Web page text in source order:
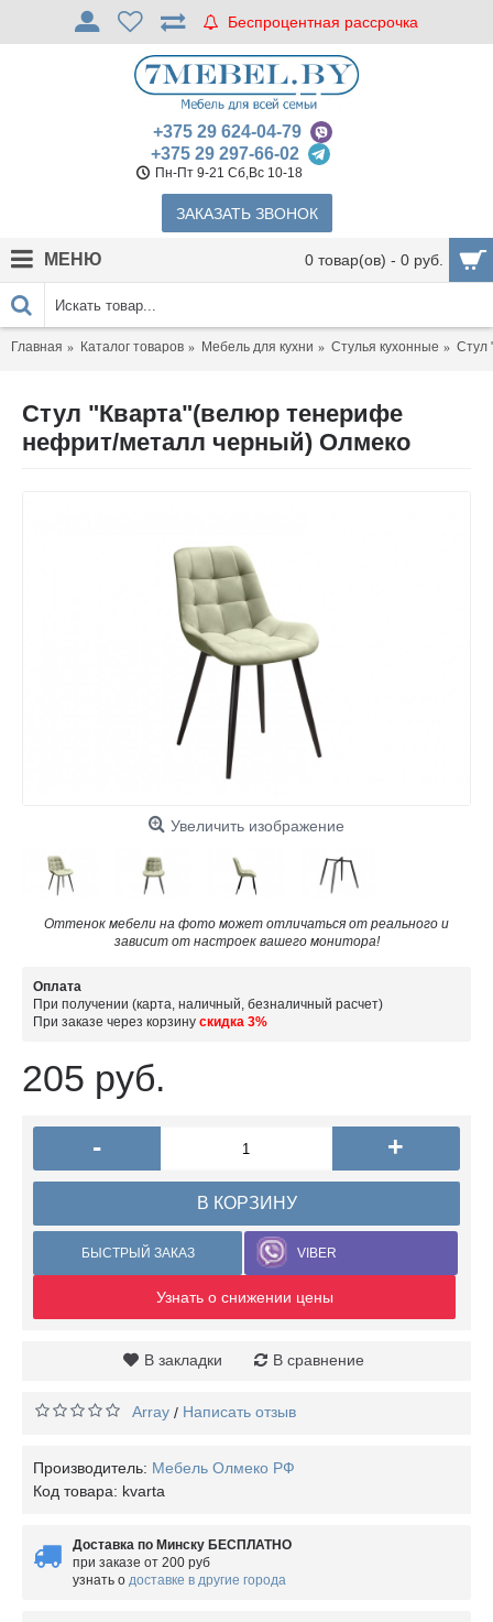
Беспроцентная рассрочка
+375 29 624-04-79
+375 29 297-66-02
Пн-Пт 9-21 Сб,Вс 10-18
ЗАКАЗАТЬ ЗВОНОК
0 товар(ов) - 0 руб.
МЕНЮ
Главная Каталог товаров Мебель для кухни Стулья кухонные Стул
Стул "Кварта"(велюр тенерифе
нефрит/металл черный) Олмеко
Увеличить изображение
Оттенок мебели на фото может отличаться от реального и
зависит от настроек вашего монитора!
Оплата
При получении (карта, наличный, безналичный расчет)
При заказе через корзину скидка 3%
205 руб.
- +
В КОРЗИНУ
БЫСТРЫЙ ЗАКАЗ VIBER
Узнать о снижении цены
В закладки В сравнение
Array / Написать отзыв
Производитель: Мебель Олмеко РФ
Код товара: kvarta
Доставка по Минску БЕСПЛАТНО
при заказе от 200 руб
узнать о доставке в другие города